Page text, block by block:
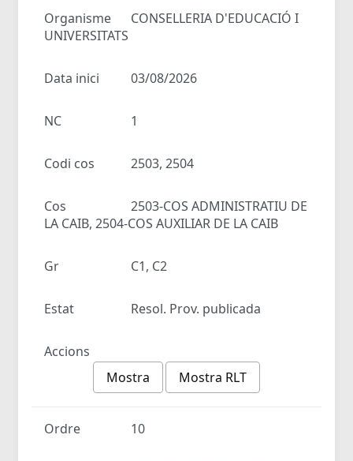
Organisme
CONSELLERIA D'EDUCACIÓ I
UNIVERSITATS
Data inici 03/08/2026
NC 1
Codi cos 2503, 2504
Cos
2503-COS ADMINISTRATIU DE
LA CAIB, 2504-COS AUXILIAR DE LA CAIB
Gr C1, C2
Estat Resol. Prov. publicada
Accions
Mostra
Mostra RLT
Ordre 10